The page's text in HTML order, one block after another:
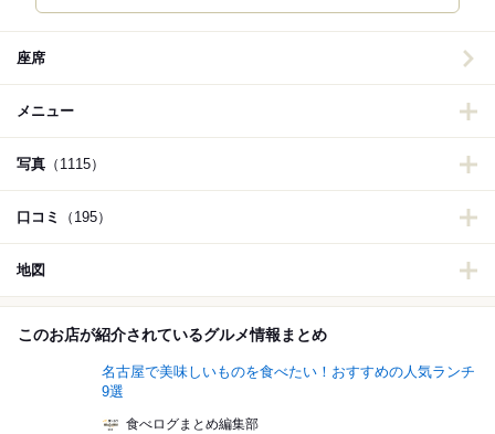
座席
メニュー
写真 （1115）
口コミ （195）
地図
このお店が紹介されているグルメ情報まとめ
名古屋で美味しいものを食べたい！おすすめの人気ランチ
9選
食べログまとめ編集部